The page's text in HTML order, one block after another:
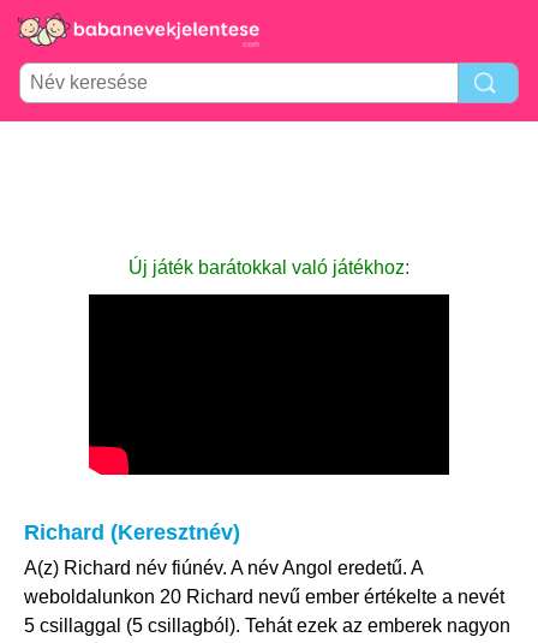
Új játék barátokkal való játékhoz:
Richard (Keresztnév)
A(z) Richard név fiúnév. A név Angol eredetű. A
weboldalunkon 20 Richard nevű ember értékelte a nevét
5 csillaggal (5 csillagból). Tehát ezek az emberek nagyon